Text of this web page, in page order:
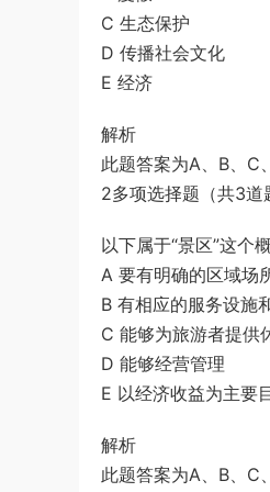
C 生态保护
D 传播社会文化
E 经济
解析
此题答案为A、B、C
2多项选择题（共3道
以下属于“景区”这
A 要有明确的区域场
B 有相应的服务设施
C 能够为旅游者提供
D 能够经营管理
E 以经济收益为主要
解析
此题答案为A、B、C